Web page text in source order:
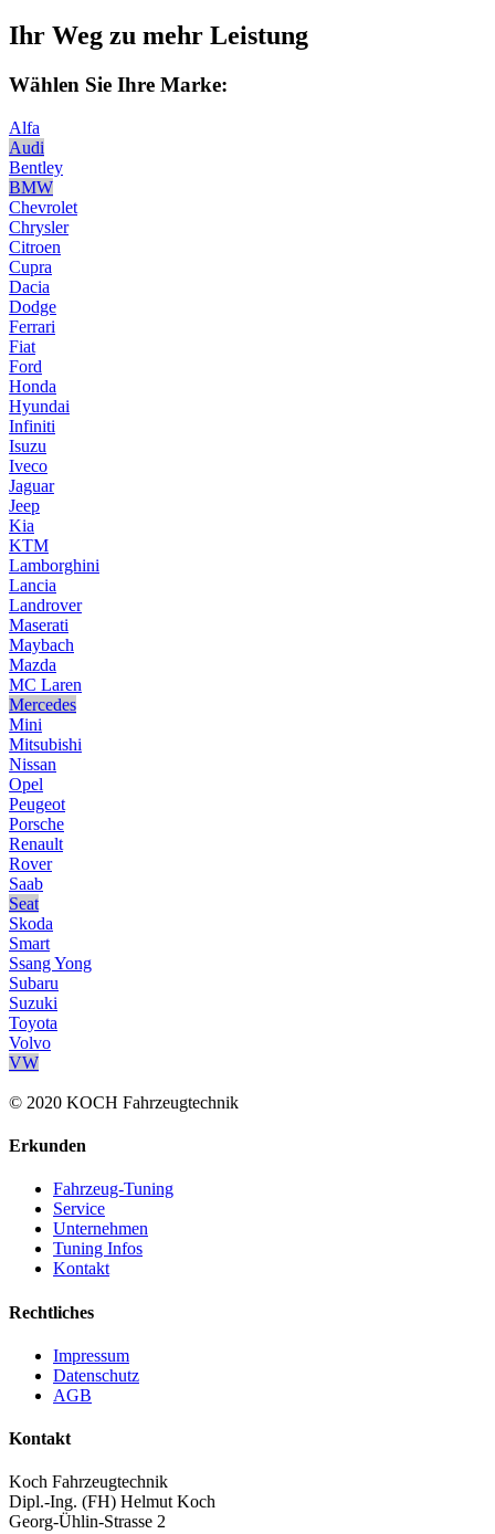
Ihr Weg zu mehr Leistung
Wählen Sie Ihre Marke:
Alfa
Audi
Bentley
BMW
Chevrolet
Chrysler
Citroen
Cupra
Dacia
Dodge
Ferrari
Fiat
Ford
Honda
Hyundai
Infiniti
Isuzu
Iveco
Jaguar
Jeep
Kia
KTM
Lamborghini
Lancia
Landrover
Maserati
Maybach
Mazda
MC Laren
Mercedes
Mini
Mitsubishi
Nissan
Opel
Peugeot
Porsche
Renault
Rover
Saab
Seat
Skoda
Smart
Ssang Yong
Subaru
Suzuki
Toyota
Volvo
VW
© 2020 KOCH Fahrzeugtechnik
Erkunden
Fahrzeug-Tuning
Service
Unternehmen
Tuning Infos
Kontakt
Rechtliches
Impressum
Datenschutz
AGB
Kontakt
Koch Fahrzeugtechnik
Dipl.-Ing. (FH) Helmut Koch
Georg-Ühlin-Strasse 2